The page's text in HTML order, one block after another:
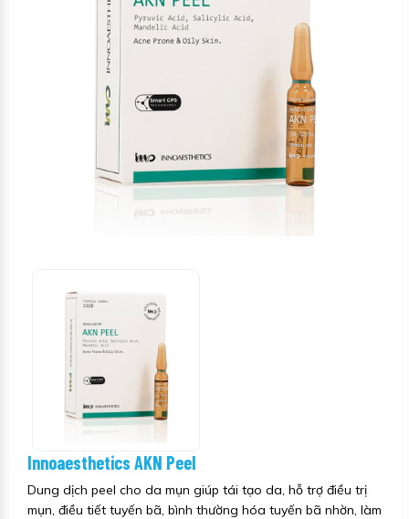
Innoaesthetics AKN Peel
Dung dịch peel cho da mụn giúp tái tạo da, hỗ trợ điều trị
mụn, điều tiết tuyến bã, bình thường hóa tuyến bã nhờn, làm